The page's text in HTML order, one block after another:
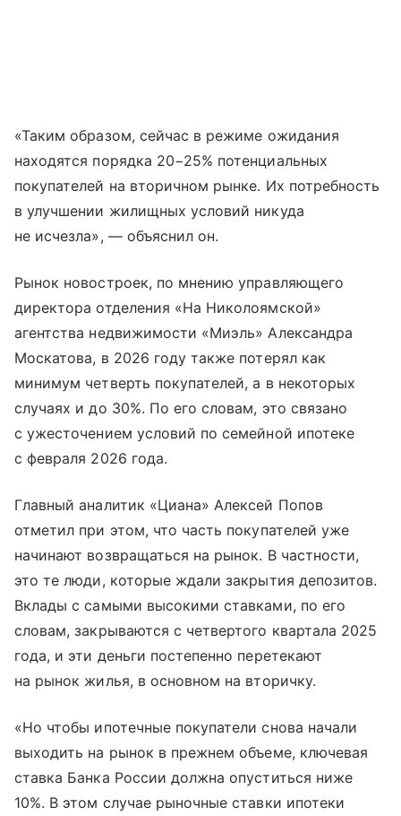
«Таким образом, сейчас в режиме ожидания
находятся порядка 20−25% потенциальных
покупателей на вторичном рынке. Их потребность
в улучшении жилищных условий никуда
не исчезла», — объяснил он.
Рынок новостроек, по мнению управляющего
директора отделения «На Николоямской»
агентства недвижимости «Миэль» Александра
Москатова, в 2026 году также потерял как
минимум четверть покупателей, а в некоторых
случаях и до 30%. По его словам, это связано
с ужесточением условий по семейной ипотеке
с февраля 2026 года.
Главный аналитик «Циана» Алексей Попов
отметил при этом, что часть покупателей уже
начинают возвращаться на рынок. В частности,
это те люди, которые ждали закрытия депозитов.
Вклады с самыми высокими ставками, по его
словам, закрываются с четвертого квартала 2025
года, и эти деньги постепенно перетекают
на рынок жилья, в основном на вторичку.
«Но чтобы ипотечные покупатели снова начали
выходить на рынок в прежнем объеме, ключевая
ставка Банка России должна опуститься ниже
10%. В этом случае рыночные ставки ипотеки